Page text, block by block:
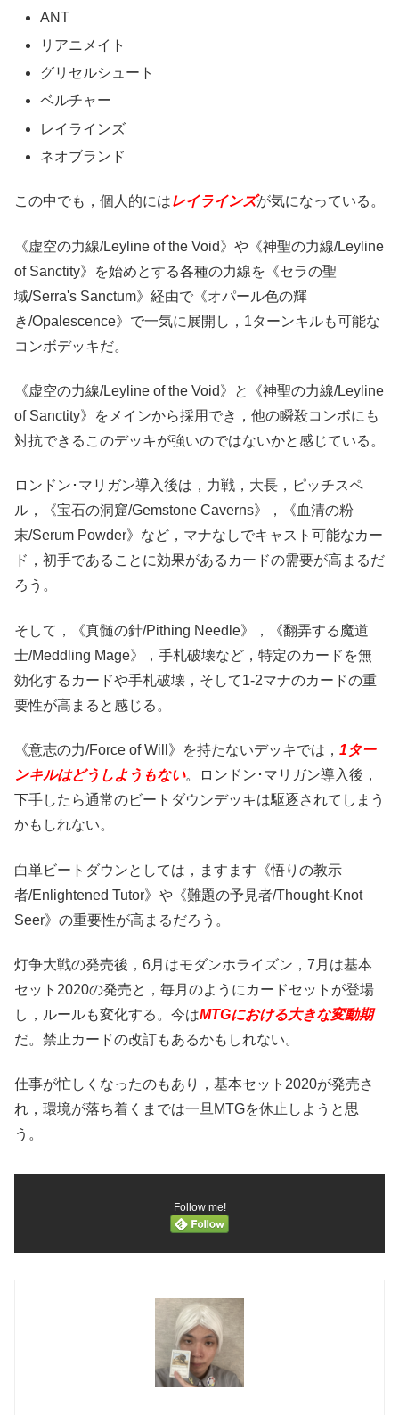
ANT
リアニメイト
グリセルシュート
ベルチャー
レイラインズ
ネオブランド
この中でも，個人的にはレイラインズが気になっている。
《虚空の力線/Leyline of the Void》や《神聖の力線/Leyline
of Sanctity》を始めとする各種の力線を《セラの聖
域/Serra's Sanctum》経由で《オパール色の輝
き/Opalescence》で一気に展開し，1ターンキルも可能な
コンボデッキだ。
《虚空の力線/Leyline of the Void》と《神聖の力線/Leyline
of Sanctity》をメインから採用でき，他の瞬殺コンボにも
対抗できるこのデッキが強いのではないかと感じている。
ロンドン･マリガン導入後は，力戦，大長，ピッチスペ
ル，《宝石の洞窟/Gemstone Caverns》，《血清の粉
末/Serum Powder》など，マナなしでキャスト可能なカー
ド，初手であることに効果があるカードの需要が高まるだ
ろう。
そして，《真髄の針/Pithing Needle》，《翻弄する魔道
士/Meddling Mage》，手札破壊など，特定のカードを無
効化するカードや手札破壊，そして1-2マナのカードの重
要性が高まると感じる。
《意志の力/Force of Will》を持たないデッキでは， 1ター
ンキルはどうしようもない。ロンドン･マリガン導入後，
下手したら通常のビートダウンデッキは駆逐されてしまう
かもしれない。
白単ビートダウンとしては，ますます《悟りの教示
者/Enlightened Tutor》や《難題の予見者/Thought-Knot
Seer》の重要性が高まるだろう。
灯争大戦の発売後，6月はモダンホライズン，7月は基本
セット2020の発売と，毎月のようにカードセットが登場
し，ルールも変化する。今はMTGにおける大きな変動期
だ。禁止カードの改訂もあるかもしれない。
仕事が忙しくなったのもあり，基本セット2020が発売さ
れ，環境が落ち着くまでは一旦MTGを休止しようと思
う。
Follow me!